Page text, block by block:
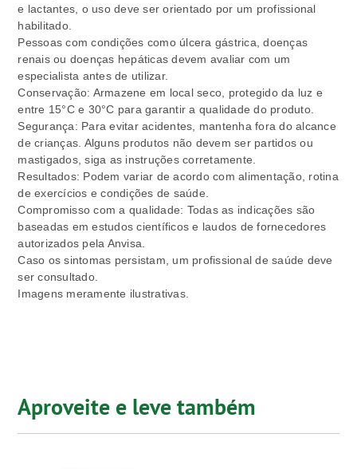
e lactantes, o uso deve ser orientado por um profissional
habilitado.
Pessoas com condições como úlcera gástrica, doenças
renais ou doenças hepáticas devem avaliar com um
especialista antes de utilizar.
Conservação: Armazene em local seco, protegido da luz e
entre 15°C e 30°C para garantir a qualidade do produto.
Segurança: Para evitar acidentes, mantenha fora do alcance
de crianças. Alguns produtos não devem ser partidos ou
mastigados, siga as instruções corretamente.
Resultados: Podem variar de acordo com alimentação, rotina
de exercícios e condições de saúde.
Compromisso com a qualidade: Todas as indicações são
baseadas em estudos científicos e laudos de fornecedores
autorizados pela Anvisa.
Caso os sintomas persistam, um profissional de saúde deve
ser consultado.
Imagens meramente ilustrativas.
Aproveite e leve também